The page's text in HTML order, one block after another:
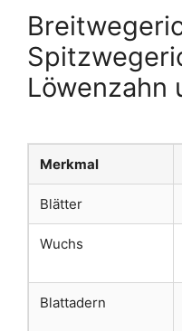
Löwenzahn
Merkmal
Blätter
Wuchs
Blattadern